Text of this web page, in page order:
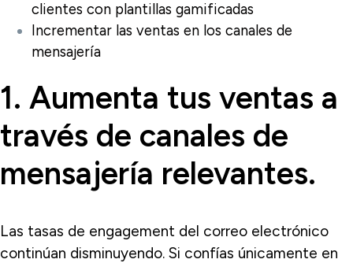
clientes con plantillas gamificadas
Incrementar las ventas en los canales de
mensajería
1. Aumenta tus ventas a
través de canales de
mensajería relevantes.
Las tasas de engagement del correo electrónico
continúan disminuyendo. Si confías únicamente en